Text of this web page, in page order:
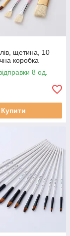
щетина, 10
коробка
8 од.
Купити